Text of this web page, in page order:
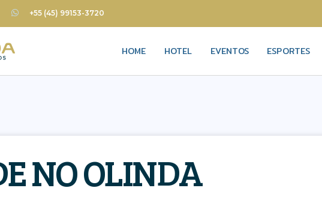
+55 (45) 99153-3720
HOME HOTEL EVENTOS ESPORTES
NO OLINDA